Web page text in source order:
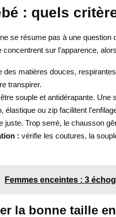
: quels
se résume pas à une
sur l’apparence,
des matières douces,
transpirer.
souple et antidérapante.
élastique ou zip facilitent
juste. Trop serré, le chausson
: vérifie les coutures, la
Femmes enceintes : 3
la bonne taille